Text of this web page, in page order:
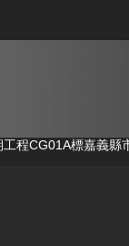
工程CG01A標嘉義縣